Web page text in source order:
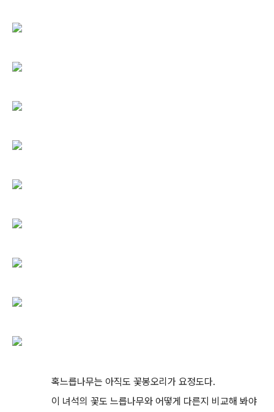
혹느릅나무는 아직도 꽃봉오리가 요정도다.
이 녀석의 꽃도 느릅나무와 어떻게 다른지 비교해 봐야